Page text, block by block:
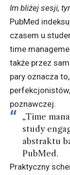
Im bliżej sesji,
PubMed
czasem u
time
także przez
pary oznacza
poznawczej.
„Time
study
abstraktu
PubMed.
Praktyczny